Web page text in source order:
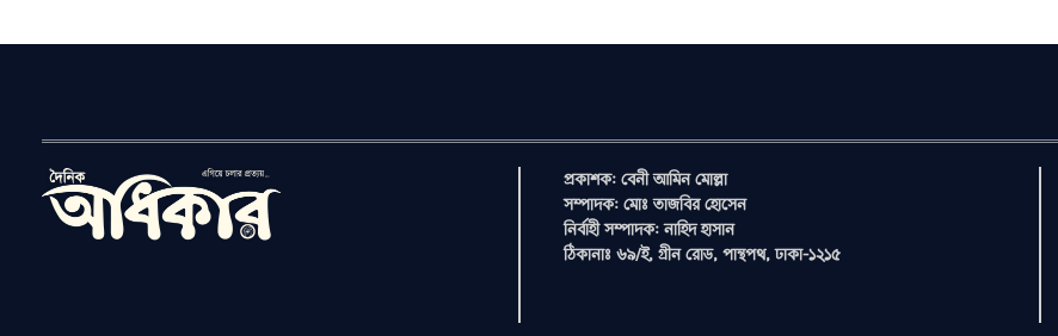
প্রকাশক: বেনী আমিন মোল্লা
সম্পাদক: মোঃ তাজবির হোসেন
নির্বাহী সম্পাদক: নাহিদ হাসান
ঠিকানাঃ ৬৯/ই, গ্রীন রোড, পান্থপথ, ঢাকা-১২১৫